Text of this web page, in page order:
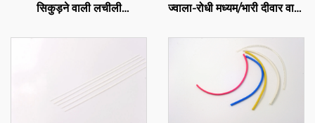
सिकुड़ने वाली लचीली
विद्युत रोधन सुरक्षा, 1-80 मिमी
ज्वाला-रोधी मध्यम/भारी दीवार वाली
साथ